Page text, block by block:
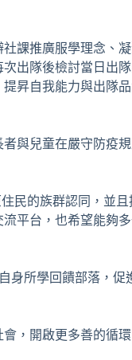
課推廣服學理念、
出隊後檢討當日出
昇自我能力與出隊
與兒童在嚴守防疫
民的族群認同，並
平台，也希望能夠
身所學回饋部落，促
，開啟更多善的循